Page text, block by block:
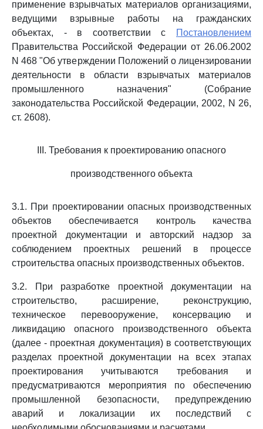
применение взрывчатых материалов организациями,
ведущими взрывные работы на гражданских
объектах, - в соответствии с
Постановлением
Правительства Российской Федерации от 26.06.2002
N 468 "Об утверждении Положений о лицензировании
деятельности в области взрывчатых материалов
промышленного назначения" (Собрание
законодательства Российской Федерации, 2002, N 26,
ст. 2608).
III. Требования к проектированию опасного
производственного объекта
3.1. При проектировании опасных производственных
объектов обеспечивается контроль качества
проектной документации и авторский надзор за
соблюдением проектных решений в процессе
строительства опасных производственных объектов.
3.2. При разработке проектной документации на
строительство, расширение, реконструкцию,
техническое перевооружение, консервацию и
ликвидацию опасного производственного объекта
(далее - проектная документация) в соответствующих
разделах проектной документации на всех этапах
проектирования учитываются требования и
предусматриваются мероприятия по обеспечению
промышленной безопасности, предупреждению
аварий и локализации их последствий с